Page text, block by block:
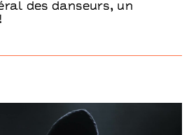
des danseurs, un